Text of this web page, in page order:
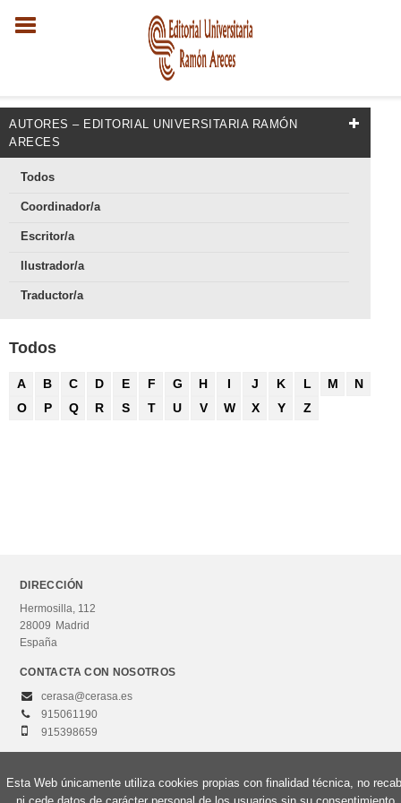
AUTORES – EDITORIAL UNIVERSITARIA RAMÓN
ARECES
Todos
Coordinador/a
Escritor/a
Ilustrador/a
Traductor/a
Todos
A B C D E F G H I J K L M
N
O
P Q R S T U V W X Y Z
DIRECCIÓN
Hermosilla, 112
28009 Madrid
España
CONTACTA CON NOSOTROS
cerasa@cerasa.es
915061190
915398659
Esta Web únicamente utiliza cookies propias con finalidad técnica, no